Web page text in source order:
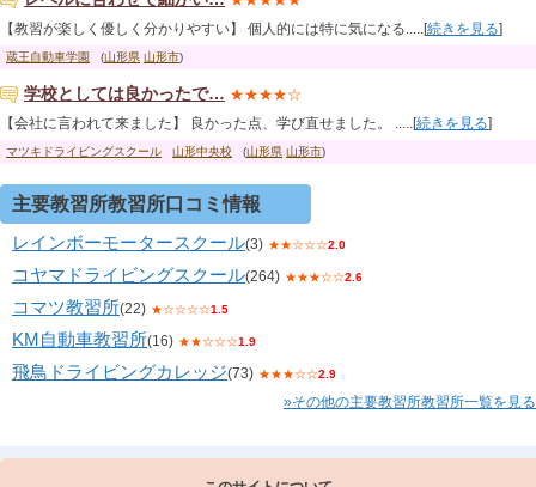
【教習が楽しく優しく分かりやすい】 個人的には特に気になる.....[続きを見る]
蔵王自動車学園 (山形県 山形市)
学校としては良かったで… ★★★★☆
【会社に言われて来ました】 良かった点、学び直せました。 .....[続きを見る]
マツキドライビングスクール 山形中央校 (山形県 山形市)
主要教習所教習所口コミ情報
レインボーモータースクール(3) ★★☆☆☆2.0
コヤマドライビングスクール(264) ★★★☆☆2.6
コマツ教習所(22) ★☆☆☆☆1.5
KM自動車教習所(16) ★★☆☆☆1.9
飛鳥ドライビングカレッジ(73) ★★★☆☆2.9
»その他の主要教習所教習所一覧を見る